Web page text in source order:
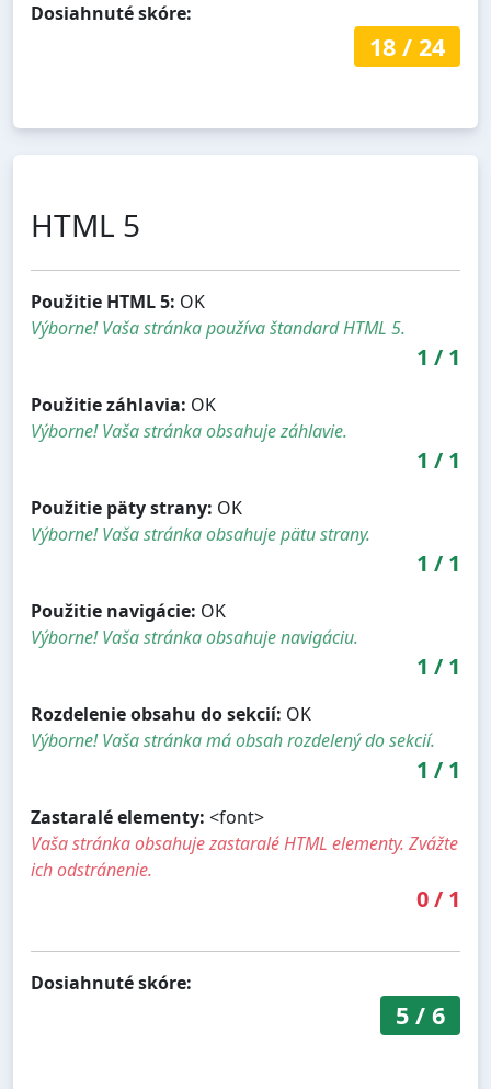
Dosiahnuté skóre:
18/ 24
HTML 5
Použitie HTML 5: OK
Výborne! Vaša stránka používa štandard HTML 5.
1 / 1
Použitie záhlavia: OK
Výborne! Vaša stránka obsahuje záhlavie.
1 / 1
Použitie päty strany: OK
Výborne! Vaša stránka obsahuje pätu strany.
1 / 1
Použitie navigácie: OK
Výborne! Vaša stránka obsahuje navigáciu.
1 / 1
Rozdelenie obsahu do sekcií: OK
Výborne! Vaša stránka má obsah rozdelený do sekcií.
1 / 1
Zastaralé elementy: <font>
Vaša stránka obsahuje zastaralé HTML elementy. Zvážte
ich odstránenie.
0/ 1
Dosiahnuté skóre:
5/ 6